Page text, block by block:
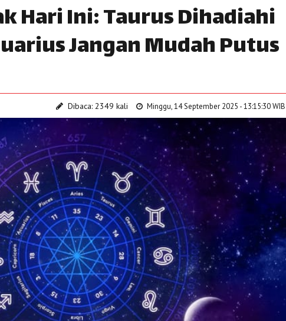
Hari Ini: Taurus Dihadiahi
Jangan Mudah Putus
Dibaca: 2349 kali Minggu, 14 September 2025 - 13:15:30 WIB